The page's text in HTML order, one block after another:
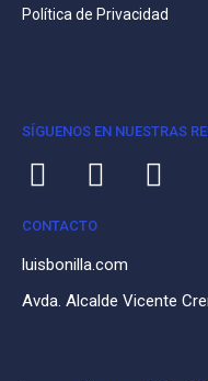
Política de Privacidad
SÍGUENOS EN NUESTRAS
CONTACTO
luisbonilla.com
Avda. Alcalde Vicente